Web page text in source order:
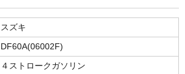
スズキ
DF60A(06002F)
４ストロークガソリン